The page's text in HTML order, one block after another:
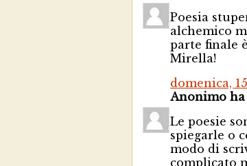
Poesia
alchemico
parte finale
Mirella!
domenica,
Anonimo ha
Le poesie
spiegarle o
modo di
complicato